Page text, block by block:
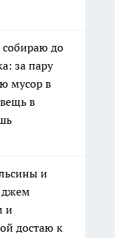
собираю до
за пару
мусор в
в
и
джем
и
достаю к